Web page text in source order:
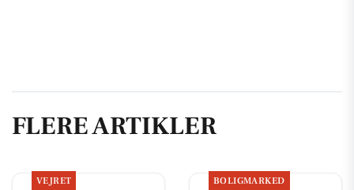
FLERE ARTIKLER
VEJRET BOLIGMARKED